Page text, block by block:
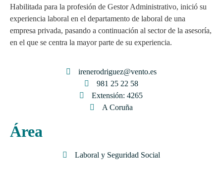
Habilitada para la profesión de Gestor Administrativo, inició su
experiencia laboral en el departamento de laboral de una
empresa privada, pasando a continuación al sector de la asesoría,
en el que se centra la mayor parte de su experiencia.
irenerodriguez@vento.es
981 25 22 58
Extensión: 4265
A Coruña
Área
Laboral y Seguridad Social